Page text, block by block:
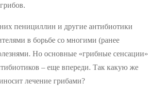
пенициллин и другие антибиотики
в борьбе со многими (ранее
Но основные «грибные сенсации»
– еще впереди. Так какую же
лечение грибами?